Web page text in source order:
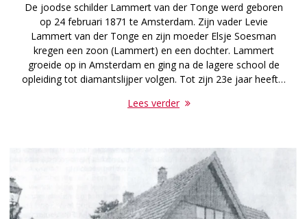
De joodse schilder Lammert van der Tonge werd geboren
op 24 februari 1871 te Amsterdam. Zijn vader Levie
Lammert van der Tonge en zijn moeder Elsje Soesman
kregen een zoon (Lammert) en een dochter. Lammert
groeide op in Amsterdam en ging na de lagere school de
opleiding tot diamantslijper volgen. Tot zijn 23e jaar heeft…
Lees verder